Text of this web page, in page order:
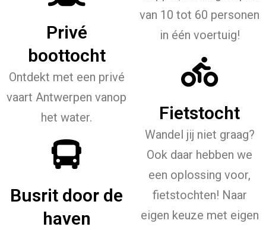
Privé
boottocht
Ontdekt met een privé
vaart Antwerpen vanop
het water.
Busrit door de
haven
van 10 tot 60 personen
in één voertuig!
Fietstocht
Wandel jij niet graag?
Ook daar hebben we
een oplossing voor,
fietstochten! Naar
eigen keuze met eigen